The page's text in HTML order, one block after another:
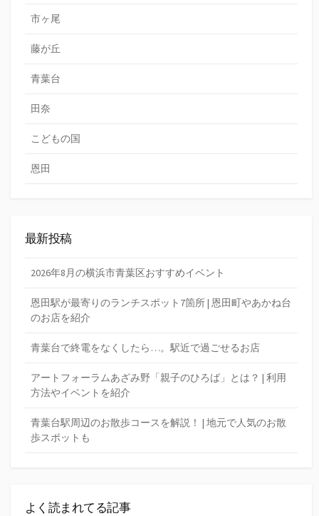
市ヶ尾
藤が丘
青葉台
田奈
こどもの国
恩田
最新投稿
2026年8月の横浜市青葉区おすすめイベント
恩田駅が最寄りのランチスポット7箇所 | 恩田町やあかね台
のお店を紹介
青葉台で終電をなくしたら…。駅近で過ごせるお店
アートフォーラムあざみ野「親子のひろば」とは？ | 利用
方法やイベントを紹介
青葉台駅周辺のお散歩コースを解説！ | 地元で人気のお散
歩スポットも
よく読まれてる記事